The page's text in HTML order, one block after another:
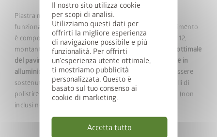
Il nostro sito utilizza cookie
per scopi di analisi.
Utilizziamo questi dati per
offrirti la migliore esperienza
di navigazione possibile e più
funzionalità. Per offrirti
un'esperienza utente ottimale,
ti mostriamo pubblicità
personalizzata. Questo è
basato sul tuo consenso ai
cookie di marketing.
Accetta tutto
Piastra mandorlata in alluminio di qualità, elegante e
funzionale. A seconda del formato della casetta, il pavimento
è composto da un numero di piastre compreso fra 4 e 12,
montanti di collegamento inclusi.Per un'installazione ottimale
del pavimento in alluminio, è necessario il telaio di base in
alluminio.
Attenzione: il pavimento in alluminio deve essere
sostenuto da un materiale di riempimento o da pannelli di
polistirene estruso (XPS) dello spessore di circa 2-3 cm (non
inclusi nella confezione).